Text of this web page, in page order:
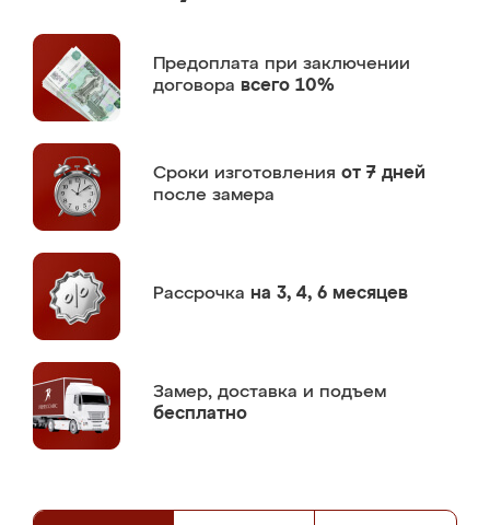
Предоплата при заключении
договора всего 10%
Сроки изготовления от 7 дней
после замера
Рассрочка на 3, 4, 6 месяцев
Замер, доставка и подъем
бесплатно